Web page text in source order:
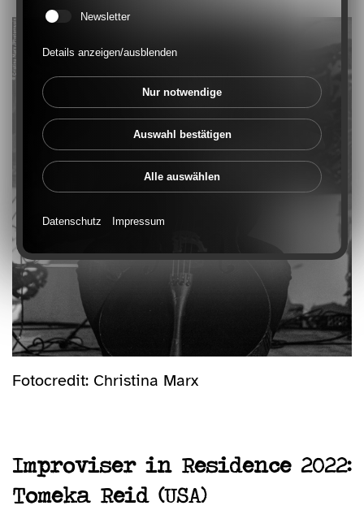
Fotocredit: Christina Marx
Improviser in Residence 2022:
Tomeka Reid (USA)
Newsletter
Details anzeigen/ausblenden
Nur notwendige
Auswahl bestätigen
Alle auswählen
Datenschutz Impressum